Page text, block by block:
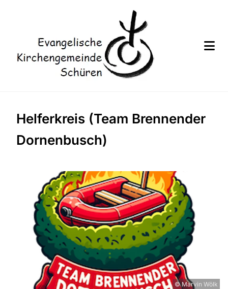
Helferkreis (Team Brennender
Dornenbusch)
© Marvin Wölk